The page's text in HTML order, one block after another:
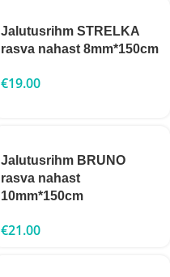
Jalutusrihm STRELKA
rasva nahast 8mm*150cm
€19.00
Jalutusrihm BRUNO
rasva nahast
10mm*150cm
€21.00